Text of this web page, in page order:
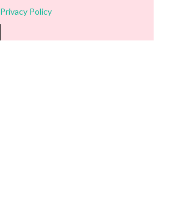
Privacy Policy